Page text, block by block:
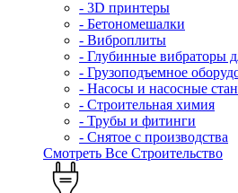
- 3D принтеры
- Бетономешалки
- Виброплиты
- Глубинные вибраторы
- Грузоподъемное
- Насосы и насосные
- Строительная химия
- Трубы и фитинги
- Снятое с производства
Смотреть Все Строительство